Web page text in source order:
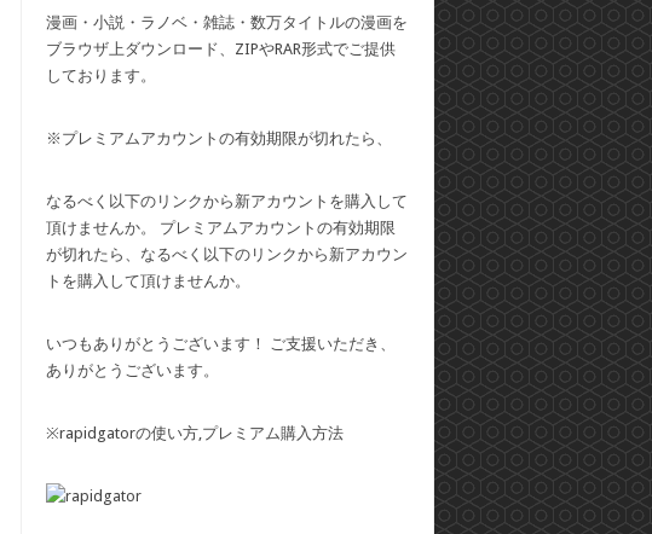
漫画・小説・ラノベ・雑誌・数万タイトルの漫画を
ブラウザ上ダウンロード、ZIPやRAR形式でご提供
しております。
※プレミアムアカウントの有効期限が切れたら、
なるべく以下のリンクから新アカウントを購入して
頂けませんか。 プレミアムアカウントの有効期限
が切れたら、なるべく以下のリンクから新アカウン
トを購入して頂けませんか。
いつもありがとうございます！ ご支援いただき、
ありがとうございます。
※rapidgatorの使い方,プレミアム購入方法